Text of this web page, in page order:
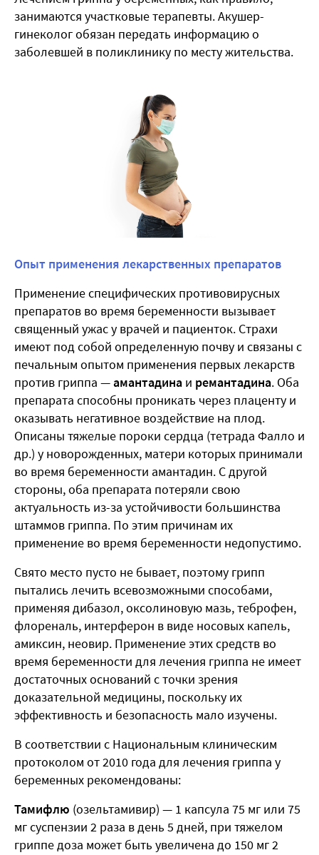
занимаются участковые терапевты. Акушер-
гинеколог обязан передать информацию о
заболевшей в поликлинику по месту жительства.
Опыт применения лекарственных препаратов
Применение специфических противовирусных
препаратов во время беременности вызывает
священный ужас у врачей и пациенток. Страхи
имеют под собой определенную почву и связаны с
печальным опытом применения первых лекарств
против гриппа —амантадина и ремантадина. Оба
препарата способны проникать через плаценту и
оказывать негативное воздействие на плод.
Описаны тяжелые пороки сердца (тетрада Фалло и
др.) у новорожденных, матери которых принимали
во время беременности амантадин. С другой
стороны, оба препарата потеряли свою
актуальность из-за устойчивости большинства
штаммов гриппа. По этим причинам их
применение во время беременности недопустимо.
Свято место пусто не бывает, поэтому грипп
пытались лечить всевозможными способами,
применяя дибазол, оксолиновую мазь, теброфен,
флореналь, интерферон в виде носовых капель,
амиксин, неовир. Применение этих средств во
время беременности для лечения гриппа не имеет
достаточных оснований с точки зрения
доказательной медицины, поскольку их
эффективность и безопасность мало изучены.
В соответствии с Национальным клиническим
протоколом от 2010 года для лечения гриппа у
беременных рекомендованы:
Тамифлю (озельтамивир) — 1 капсула 75 мг или 75
мг суспензии 2 раза в день 5 дней, при тяжелом
гриппе доза может быть увеличена до 150 мг 2